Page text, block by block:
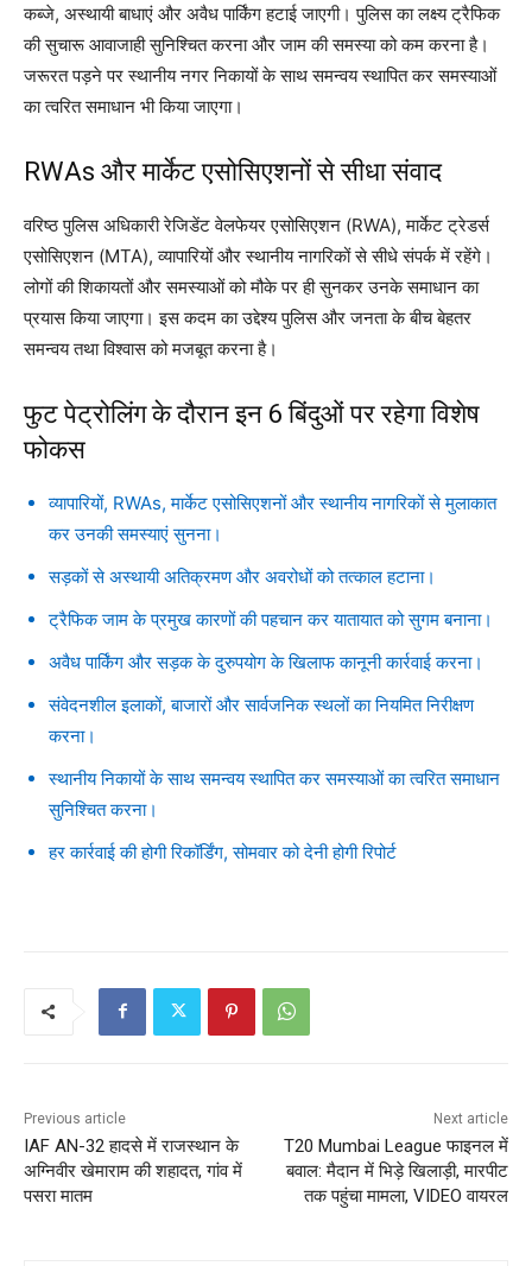
कब्जे, अस्थायी बाधाएं और अवैध पार्किंग हटाई जाएगी। पुलिस का लक्ष्य ट्रैफिक
की सुचारू आवाजाही सुनिश्चित करना और जाम की समस्या को कम करना है।
जरूरत पड़ने पर स्थानीय नगर निकायों के साथ समन्वय स्थापित कर समस्याओं
का त्वरित समाधान भी किया जाएगा।
RWAs और मार्केट एसोसिएशनों से सीधा संवाद
वरिष्ठ पुलिस अधिकारी रेजिडेंट वेलफेयर एसोसिएशन (RWA), मार्केट ट्रेडर्स
एसोसिएशन (MTA), व्यापारियों और स्थानीय नागरिकों से सीधे संपर्क में रहेंगे।
लोगों की शिकायतों और समस्याओं को मौके पर ही सुनकर उनके समाधान का
प्रयास किया जाएगा। इस कदम का उद्देश्य पुलिस और जनता के बीच बेहतर
समन्वय तथा विश्वास को मजबूत करना है।
फुट पेट्रोलिंग के दौरान इन 6 बिंदुओं पर रहेगा विशेष
फोकस
व्यापारियों, RWAs, मार्केट एसोसिएशनों और स्थानीय नागरिकों से मुलाकात
कर उनकी समस्याएं सुनना।
सड़कों से अस्थायी अतिक्रमण और अवरोधों को तत्काल हटाना।
ट्रैफिक जाम के प्रमुख कारणों की पहचान कर यातायात को सुगम बनाना।
अवैध पार्किंग और सड़क के दुरुपयोग के खिलाफ कानूनी कार्रवाई करना।
संवेदनशील इलाकों, बाजारों और सार्वजनिक स्थलों का नियमित निरीक्षण
करना।
स्थानीय निकायों के साथ समन्वय स्थापित कर समस्याओं का त्वरित समाधान
सुनिश्चित करना।
हर कार्रवाई की होगी रिकॉर्डिंग, सोमवार को देनी होगी रिपोर्ट
Previous article
IAF AN-32 हादसे में राजस्थान के
अग्निवीर खेमाराम की शहादत, गांव में
पसरा मातम
Next article
T20 Mumbai League फाइनल में
बवाल: मैदान में भिड़े खिलाड़ी, मारपीट
तक पहुंचा मामला, VIDEO वायरल